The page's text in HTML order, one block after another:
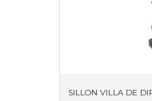
SILLON VILLA DE